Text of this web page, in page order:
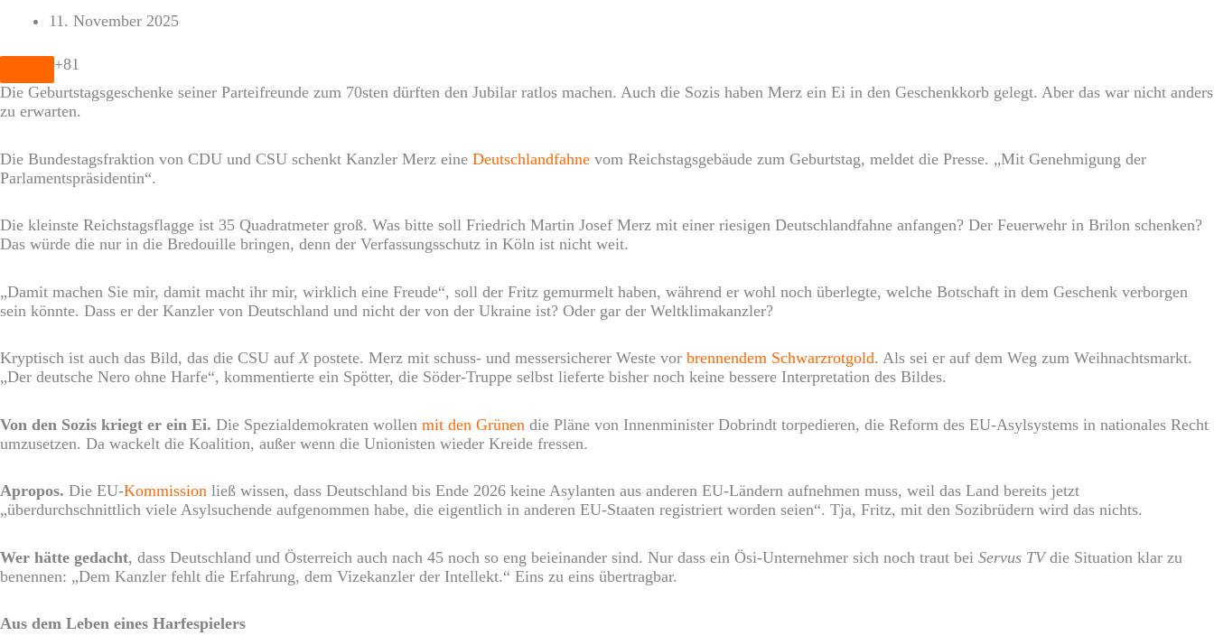
11. November 2025
+81
Die Geburtstagsgeschenke seiner Parteifreunde zum 70sten dürften den Jubilar ratlos machen. Auch die Sozis haben Merz ein Ei in den Geschenkkorb gelegt. Aber das war nicht anders
zu erwarten.
Die Bundestagsfraktion von CDU und CSU schenkt Kanzler Merz eine Deutschlandfahne vom Reichstagsgebäude zum Geburtstag, meldet die Presse. „Mit Genehmigung der
Parlamentspräsidentin“.
Die kleinste Reichstagsflagge ist 35 Quadratmeter groß. Was bitte soll Friedrich Martin Josef Merz mit einer riesigen Deutschlandfahne anfangen? Der Feuerwehr in Brilon schenken?
Das würde die nur in die Bredouille bringen, denn der Verfassungsschutz in Köln ist nicht weit.
„Damit machen Sie mir, damit macht ihr mir, wirklich eine Freude“, soll der Fritz gemurmelt haben, während er wohl noch überlegte, welche Botschaft in dem Geschenk verborgen
sein könnte. Dass er der Kanzler von Deutschland und nicht der von der Ukraine ist? Oder gar der Weltklimakanzler?
Kryptisch ist auch das Bild, das die CSU aufXpostete. Merz mit schuss- und messersicherer Weste vor brennendem Schwarzrotgold. Als sei er auf dem Weg zum Weihnachtsmarkt.
„Der deutsche Nero ohne Harfe“, kommentierte ein Spötter, die Söder-Truppe selbst lieferte bisher noch keine bessere Interpretation des Bildes.
Von den Sozis kriegt er ein Ei. Die Spezialdemokraten wollen mit den Grünen die Pläne von Innenminister Dobrindt torpedieren, die Reform des EU-Asylsystems in nationales Recht
umzusetzen. Da wackelt die Koalition, außer wenn die Unionisten wieder Kreide fressen.
Apropos. Die EU-Kommission ließ wissen, dass Deutschland bis Ende 2026 keine Asylanten aus anderen EU-Ländern aufnehmen muss, weil das Land bereits jetzt
„überdurchschnittlich viele Asylsuchende aufgenommen habe, die eigentlich in anderen EU-Staaten registriert worden seien“. Tja, Fritz, mit den Sozibrüdern wird das nichts.
Wer hätte gedacht, dass Deutschland und Österreich auch nach 45 noch so eng beieinander sind. Nur dass ein Ösi-Unternehmer sich noch traut bei Servus TVdie Situation klar zu
benennen: „Dem Kanzler fehlt die Erfahrung, dem Vizekanzler der Intellekt.“ Eins zu eins übertragbar.
Aus dem Leben eines Harfespielers